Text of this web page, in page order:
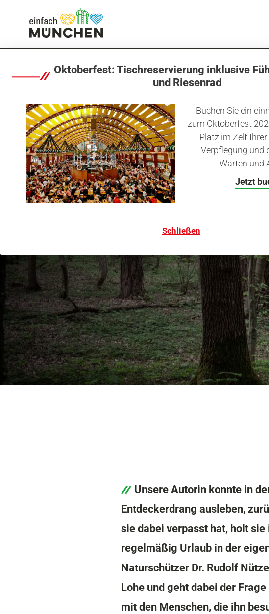
Oktoberfest: Tischreservierung inklusive
und Riesenrad
Buchen Sie ein
zum Oktoberfest
Platz im Zelt
Verpflegung und
Warten und
Jetzt
Schließen
Kolumne: Urlaub in der eigenen Stadt
Mein Freund, der
Baum
Unsere Autorin konnte in
Entdeckerdrang ausleben,
sie dabei verpasst hat, holt
regelmäßig Urlaub in der
Naturschützer Dr. Rudolf
Lohe und geht dabei der
mit den Menschen, die ihn